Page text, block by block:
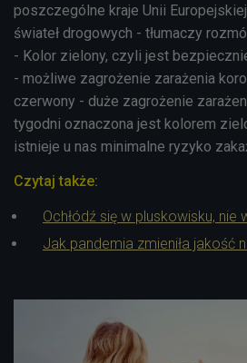
poszczególne kraje Unii
świateł drogowych - tłumaczy
- Kolor zielony, czyli jest
- możliwe zagrożenie zarażenia
czerwony - duże zagrożenie
tygodni oznaczona jest kolorem
istnieje u nas minimalne ryzyko
Czytaj także:
Ochłódź się w pluskowisku, nie
Jak pandemia zmieniła jakość